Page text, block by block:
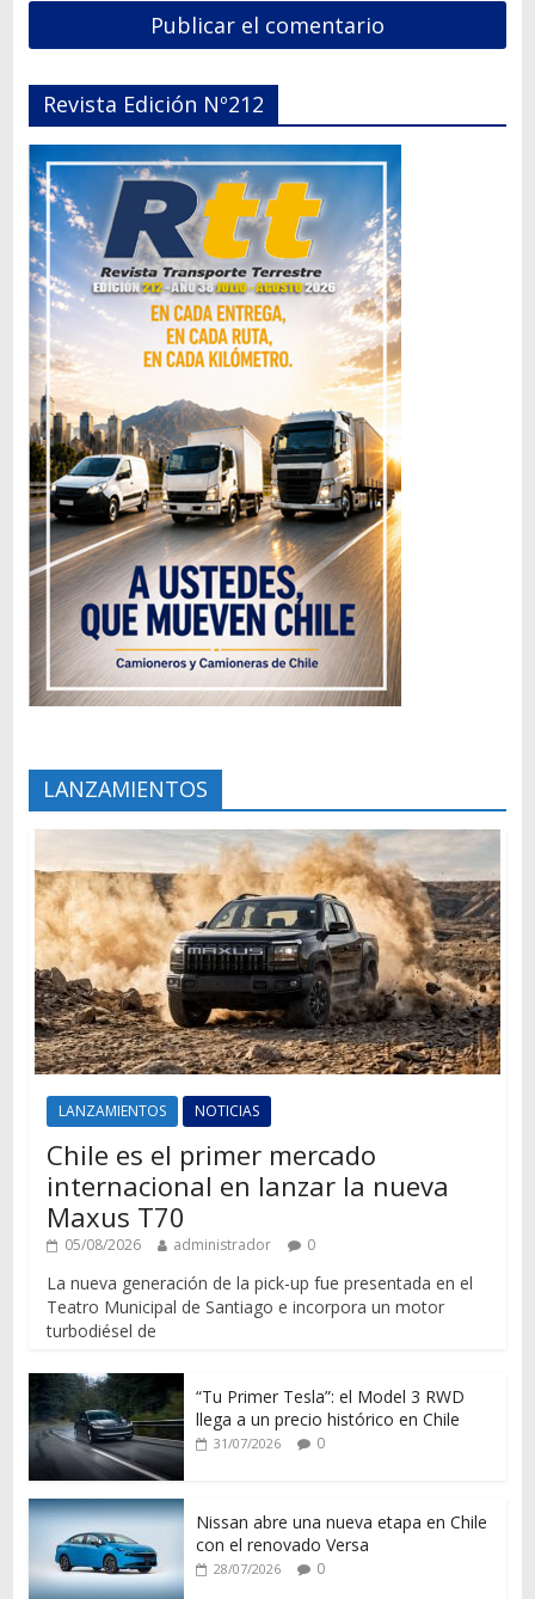
Revista Edición Nº212
LANZAMIENTOS
LANZAMIENTOS NOTICIAS
Chile es el primer mercado
internacional en lanzar la nueva
Maxus T70
05/08/2026 administrador 0
La nueva generación de la pick-up fue presentada en el
Teatro Municipal de Santiago e incorpora un motor
turbodiésel de
“Tu Primer Tesla”: el Model 3 RWD
llega a un precio histórico en Chile
31/07/2026 0
Nissan abre una nueva etapa en Chile
con el renovado Versa
28/07/2026 0